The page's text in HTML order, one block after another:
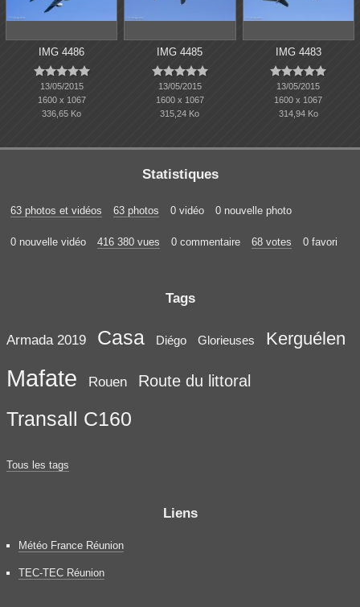
IMG 4486

13/05/2015
1600 x 1067
336,65 Ko
IMG 4485

13/05/2015
1600 x 1067
315,24 Ko
IMG 4483

13/05/2015
1600 x 1067
314,94 Ko
Statistiques
63 photos et vidéos 63 photos 0 vidéo 0 nouvelle photo
0 nouvelle vidéo 416 380 vues 0 commentaire 68 votes 0 favori
Tags
Armada 2019 Casa Diégo Glorieuses Kerguélen
Mafate Rouen Route du littoral
Transall C160
Tous les tags
Liens
Météo France Réunion
TEC-TEC Réunion